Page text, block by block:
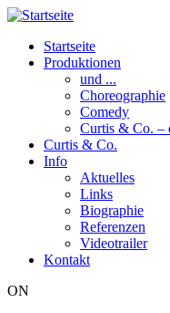
Direkt
Inhalt
Hauptnavigation
Startseite
Produktionen
und ...
Choreographie
Comedy
Curtis & Co. –
Curtis & Co.
Info
Aktuelles
Links
Biographie
Referenzen
Videotrailer
Kontakt
ON